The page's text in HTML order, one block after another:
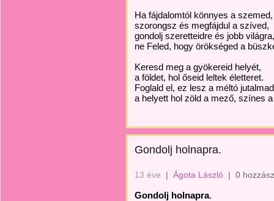
Ha fájdalomtól könnyes a szemed,
szorongsz és megfájdul a szíved,
gondolj szeretteidre és jobb világra,
ne Feled, hogy örökséged a
Keresd meg a gyökereid helyét,
a földet, hol őseid leltek életteret.
Foglald el, ez lesz a méltó
a helyett hol zöld a mező, színes
Gondolj holnapra.
13 éve | Ágota László | 0
Gondolj holnapra.